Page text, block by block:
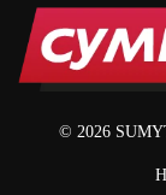
© 2026